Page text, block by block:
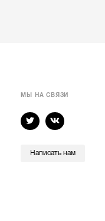
МЫ НА СВЯЗИ
Написать нам